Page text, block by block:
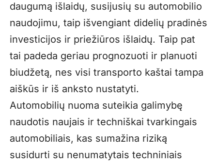
daugumą išlaidų, susijusių su automobilio
naudojimu, taip išvengiant didelių pradinės
investicijos ir priežiūros išlaidų. Taip pat
tai padeda geriau prognozuoti ir planuoti
biudžetą, nes visi transporto kaštai tampa
aiškūs ir iš anksto nustatyti.
Automobilių nuoma suteikia galimybę
naudotis naujais ir techniškai tvarkingais
automobiliais, kas sumažina riziką
susidurti su nenumatytais techniniais